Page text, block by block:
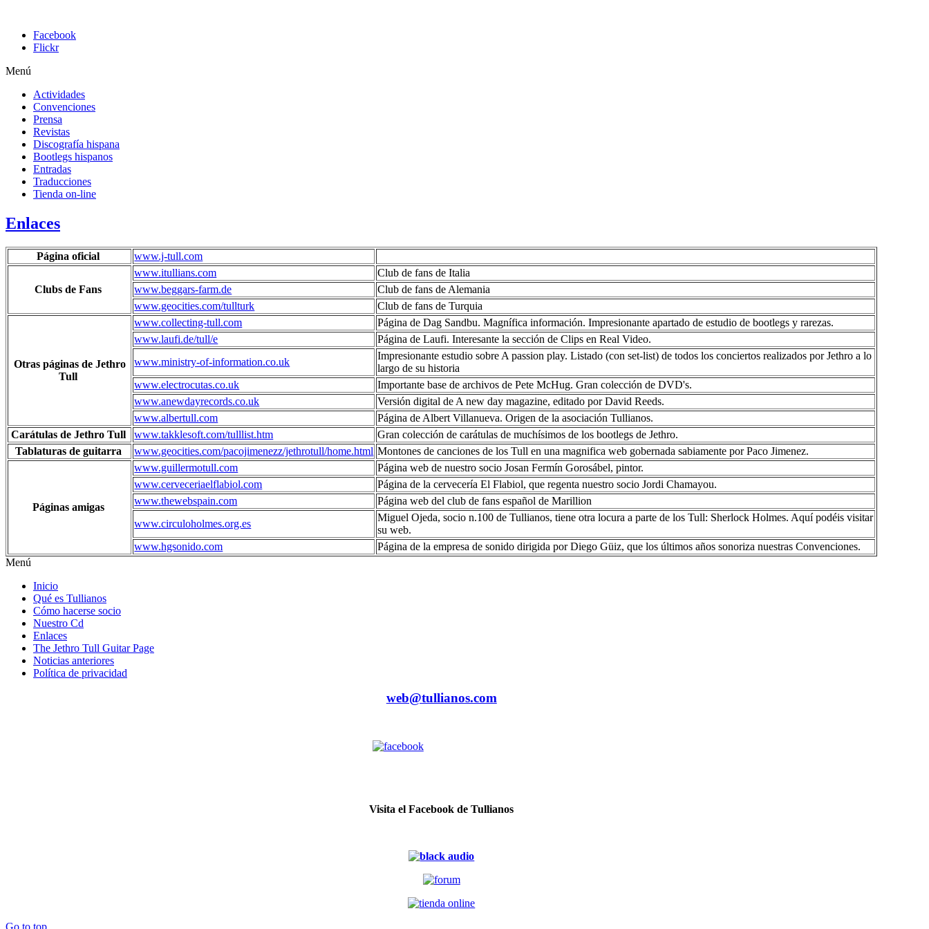
Facebook
Flickr
Menú
Actividades
Convenciones
Prensa
Revistas
Discografía hispana
Bootlegs hispanos
Entradas
Traducciones
Tienda on-line
Enlaces
Página oficial www.j-tull.com
Clubs de Fans
www.itullians.com
Club de fans de Italia
www.beggars-farm.de
Club de fans de Alemania
www.geocities.com/tullturk
Club de fans de Turquia
Otras páginas de Jethro
Tull
www.collecting-tull.com
Página de Dag Sandbu. Magnífica información. Impresionante apartado de estudio de bootlegs y rarezas.
www.laufi.de/tull/e
Página de Laufi. Interesante la sección de Clips en Real Video.
www.ministry-of-information.co.uk
Impresionante estudio sobre A passion play. Listado (con set-list) de todos los conciertos realizados por Jethro a lo
largo de su historia
www.electrocutas.co.uk
Importante base de archivos de Pete McHug. Gran colección de DVD's.
www.anewdayrecords.co.uk
Versión digital de A new day magazine, editado por David Reeds.
www.albertull.com
Página de Albert Villanueva. Origen de la asociación Tullianos.
Carátulas de Jethro Tull
www.takklesoft.com/tulllist.htm
Gran colección de carátulas de muchísimos de los bootlegs de Jethro.
Tablaturas de guitarra
www.geocities.com/pacojimenezz/jethrotull/home.html Montones de canciones de los Tull en una magnifica web gobernada sabiamente por Paco Jimenez.
Páginas amigas
www.guillermotull.com
Página web de nuestro socio Josan Fermín Gorosábel, pintor.
www.cerveceriaelflabiol.com
Página de la cervecería El Flabiol, que regenta nuestro socio Jordi Chamayou.
www.thewebspain.com
Página web del club de fans español de Marillion
www.circuloholmes.org.es
Miguel Ojeda, socio n.100 de Tullianos, tiene otra locura a parte de los Tull: Sherlock Holmes. Aquí podéis visitar
su web.
www.hgsonido.com
Página de la empresa de sonido dirigida por Diego Güiz, que los últimos años sonoriza nuestras Convenciones.
Menú
Inicio
Qué es Tullianos
Cómo hacerse socio
Nuestro Cd
Enlaces
The Jethro Tull Guitar Page
Noticias anteriores
Política de privacidad
web@tullianos.com
Visita el Facebook de Tullianos
Go to top